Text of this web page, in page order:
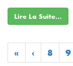
Lire La Suite…
« ‹ 8 9